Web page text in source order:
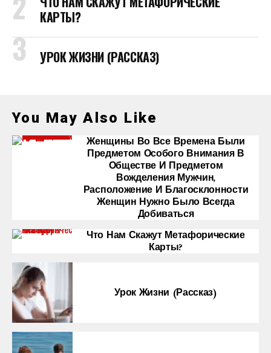
КАРТЫ?
УРОК ЖИЗНИ (РАССКАЗ)
You May Also Like
Женщины Во Все Времена Были
Предметом Особого Внимания В
Обществе И Предметом
Вожделения Мужчин,
Расположение И Благосклонности
Женщин Нужно Было Всегда
Добиваться
Что Нам Скажут Метафорические
Карты?
Урок Жизни (рассказ)